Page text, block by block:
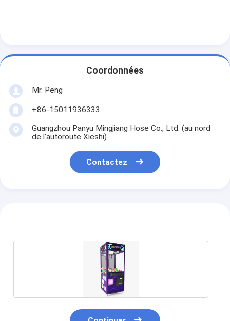
Coordonnées
Mr. Peng
+86-15011936333
Guangzhou Panyu Mingjiang Hose Co., Ltd. (au nord
de l'autoroute Xieshi)
Contactez